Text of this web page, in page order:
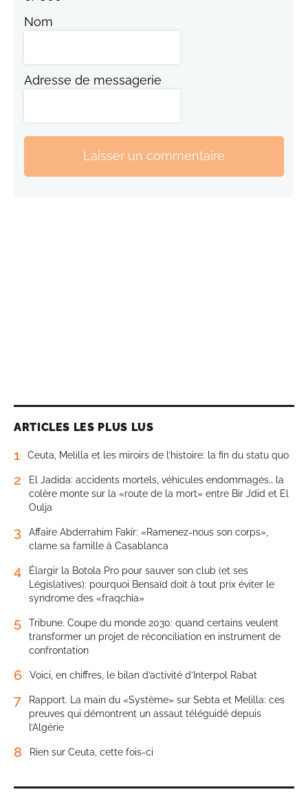
Nom
Adresse de messagerie
Laisser un commentaire
ARTICLES LES PLUS LUS
1 Ceuta, Melilla et les miroirs de l’histoire: la fin du statu quo
2
El Jadida: accidents mortels, véhicules endommagés… la
colère monte sur la «route de la mort» entre Bir Jdid et El
Oulja
3
Affaire Abderrahim Fakir: «Ramenez-nous son corps»,
clame sa famille à Casablanca
4
Élargir la Botola Pro pour sauver son club (et ses
Législatives): pourquoi Bensaïd doit à tout prix éviter le
syndrome des «fraqchia»
5
Tribune. Coupe du monde 2030: quand certains veulent
transformer un projet de réconciliation en instrument de
confrontation
6 Voici, en chiffres, le bilan d’activité d’Interpol Rabat
7
Rapport. La main du «Système» sur Sebta et Melilla: ces
preuves qui démontrent un assaut téléguidé depuis
l’Algérie
8 Rien sur Ceuta, cette fois-ci